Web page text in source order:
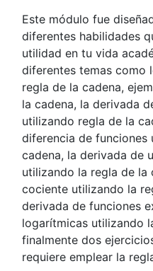
Este módulo fue
diferentes habilidades
utilidad en tu vida
diferentes temas como
regla de la cadena,
la cadena, la derivada
utilizando regla de la
diferencia de funciones
cadena, la derivada de
utilizando la regla de la
cociente utilizando la
derivada de funciones
logarítmicas utilizando
finalmente dos
requiere emplear la